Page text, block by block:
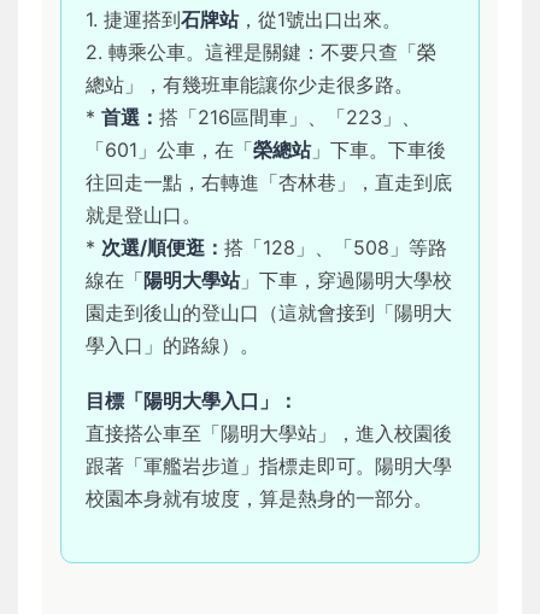
1. 捷運搭到石牌站，從1號出口出來。
2. 轉乘公車。這裡是關鍵：不要只查「榮
總站」，有幾班車能讓你少走很多路。
* 首選： 搭「216區間車」、「223」、
「601」公車，在「榮總站」下車。下車後
往回走一點，右轉進「杏林巷」，直走到底
就是登山口。
* 次選/順便逛： 搭「128」、「508」等路
線在「陽明大學站」下車，穿過陽明大學校
園走到後山的登山口（這就會接到「陽明大
學入口」的路線）。
目標「陽明大學入口」：
直接搭公車至「陽明大學站」，進入校園後
跟著「軍艦岩步道」指標走即可。陽明大學
校園本身就有坡度，算是熱身的一部分。